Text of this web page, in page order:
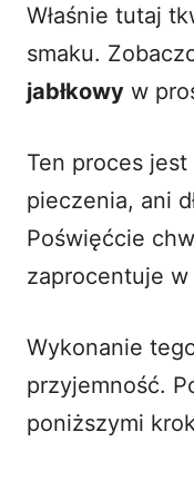
Właśnie tutaj
smaku.
jabłkowy w
Ten proces
pieczenia, ani
Poświęćcie
zaprocentuje w
Wykonanie
przyjemność.
poniższymi